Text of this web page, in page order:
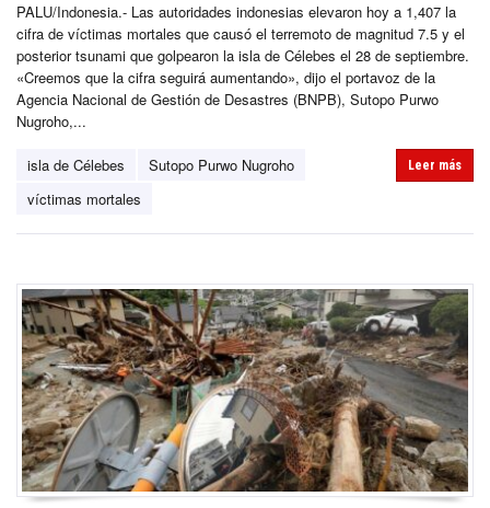
PALU/Indonesia.- Las autoridades indonesias elevaron hoy a 1,407 la
cifra de víctimas mortales que causó el terremoto de magnitud 7.5 y el
posterior tsunami que golpearon la isla de Célebes el 28 de septiembre.
«Creemos que la cifra seguirá aumentando», dijo el portavoz de la
Agencia Nacional de Gestión de Desastres (BNPB), Sutopo Purwo
Nugroho,...
isla de Célebes
Sutopo Purwo Nugroho
víctimas mortales
Leer más